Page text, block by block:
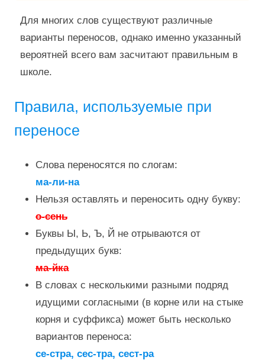
Для многих слов существуют различные
варианты переносов, однако именно указанный
вероятней всего вам засчитают правильным в
школе.
Правила, используемые при
переносе
Слова переносятся по слогам:
ма-ли-на
Нельзя оставлять и переносить одну букву:
о-сень
Буквы Ы, Ь, Ъ, Й не отрываются от
предыдущих букв:
ма-йка
В словах с несколькими разными подряд
идущими согласными (в корне или на стыке
корня и суффикса) может быть несколько
вариантов переноса:
се-стра, сес-тра, сест-ра